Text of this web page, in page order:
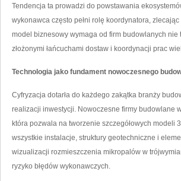
Tendencja ta prowadzi do powstawania
wykonawca często pełni rolę koordynatora,
model biznesowy wymaga od firm budowlanych
złożonymi łańcuchami dostaw i koordynacji prac
Technologia jako fundament nowoczesnego
Cyfryzacja dotarła do każdego zakątka branży
realizacji inwestycji. Nowoczesne firmy budowlane
która pozwala na tworzenie szczegółowych
wszystkie instalacje, struktury geotechniczne i
wizualizacji rozmieszczenia mikropalów w
ryzyko błędów wykonawczych.